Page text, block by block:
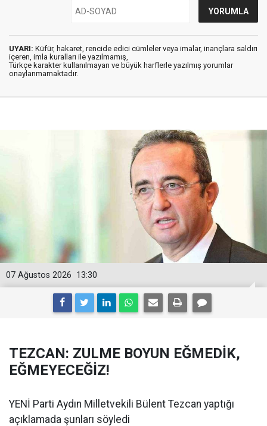
UYARI: Küfür, hakaret, rencide edici cümleler veya imalar, inançlara saldırı
içeren, imla kuralları ile yazılmamış,
Türkçe karakter kullanılmayan ve büyük harflerle yazılmış yorumlar
onaylanmamaktadır.
13:30
07 Ağustos 2026
TEZCAN: ZULME BOYUN EĞMEDİK,
EĞMEYECEĞİZ!
YENİ Parti Aydın Milletvekili Bülent Tezcan yaptığı
açıklamada şunları söyledi